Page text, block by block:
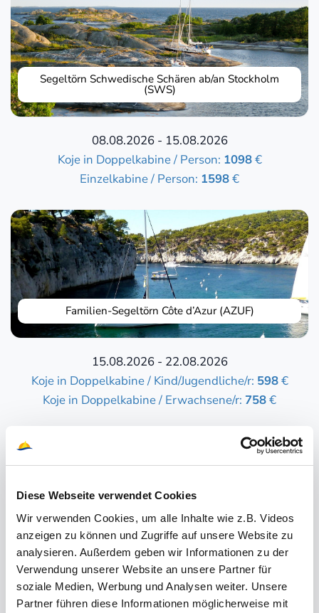
Diese Webseite verwendet Cookies
Wir verwenden Cookies, um alle Inhalte wie z.B. Videos
anzeigen zu können und Zugriffe auf unsere Website zu
analysieren. Außerdem geben wir Informationen zu der
Verwendung unserer Website an unsere Partner für
soziale Medien, Werbung und Analysen weiter. Unsere
Partner führen diese Informationen möglicherweise mit
Segeltörn Schwedische Schären ab/an Stockholm
(SWS)
08.08.2026 - 15.08.2026
Koje in Doppelkabine / Person: 1098€
Einzelkabine / Person: 1598€
Familien-Segeltörn Côte d’Azur (AZUF)
15.08.2026 - 22.08.2026
Koje in Doppelkabine / Kind/Jugendliche/r: 598€
Koje in Doppelkabine / Erwachsene/r: 758€
Segeltörn Saronischer Golf & Peloponnes ab/an Athen
(PEL)
15.08.2026 - 22.08.2026
Koje in Doppelkabine / Person:698€